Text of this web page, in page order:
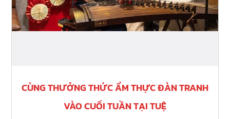
CÙNG THƯỞNG THỨC ẨM THỰC ĐÀN TRANH
VÀO CUỐI TUẦN TẠI TUỆ
Tuệ